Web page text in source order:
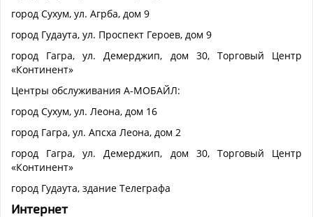
город Сухум, ул. Агрба, дом 9
город Гудаута, ул. Проспект Героев, дом 9
город Гагра, ул. Демерджип, дом 30, Торговый Центр
«Континент»
Центры обслуживания А-МОБАЙЛ:
город Сухум, ул. Леона, дом 16
город Гагра, ул. Апсха Леона, дом 2
город Гагра, ул. Демерджип, дом 30, Торговый Центр
«Континент»
город Гудаута, здание Телеграфа
Интернет